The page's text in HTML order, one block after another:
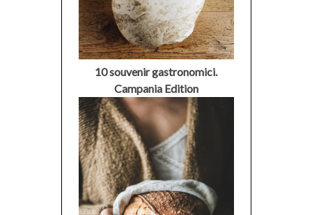
10 souvenir gastronomici.
Campania Edition